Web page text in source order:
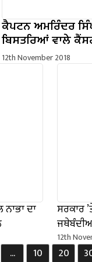
ਕੈਪਟਨ ਅਮਰਿੰਦਰ
ਬਿਸਤਰਿਆਂ ਵਾਲੇ
ਉਦਘਾਟਨ, ਸੰਗਰੂਰ
ਟ੍ਰੇਨਿੰਗ ਸੈਂਟਰ ਦੀ
12th November 2018
ਦਾ
ਸਰਕਾਰ
12th
... 10 20